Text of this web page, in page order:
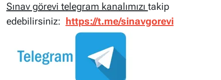
Sınav görevi telegram kanalımızı takip
edebilirsiniz: https://t.me/sinavgorevi